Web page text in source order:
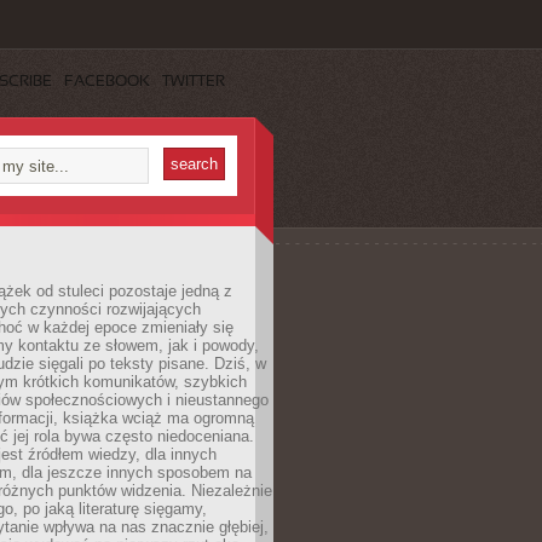
FACEBOOK TWITTER
od stuleci pozostaje jedną z
czynności rozwijających
w każdej epoce zmieniały się
kontaktu ze słowem, jak i powody,
sięgali po teksty pisane. Dziś, w
krótkich komunikatów, szybkich
społecznościowych i nieustannego
książka wciąż ma ogromną
jej rola bywa często niedoceniana.
źródłem wiedzy, dla innych
dla jeszcze innych sposobem na
punktów widzenia. Niezależnie
po jaką literaturę sięgamy,
wpływa na nas znacznie głębiej,